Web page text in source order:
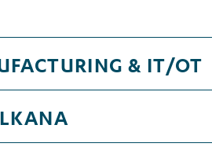
& IT/OT